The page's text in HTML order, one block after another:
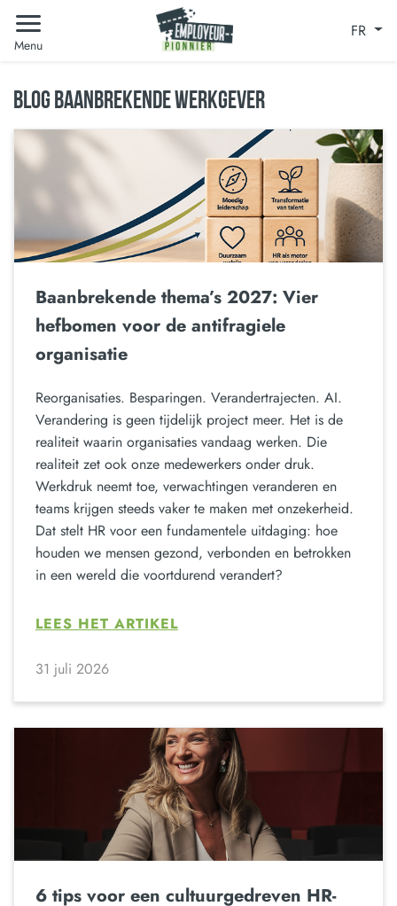
Menu
FR
BLOG BAANBREKENDE WERKGEVER
Baanbrekende thema’s 2027: Vier
hefbomen voor de antifragiele
organisatie
Reorganisaties. Besparingen. Verandertrajecten. AI.
Verandering is geen tijdelijk project meer. Het is de
realiteit waarin organisaties vandaag werken. Die
realiteit zet ook onze medewerkers onder druk.
Werkdruk neemt toe, verwachtingen veranderen en
teams krijgen steeds vaker te maken met onzekerheid.
Dat stelt HR voor een fundamentele uitdaging: hoe
houden we mensen gezond, verbonden en betrokken
in een wereld die voortdurend verandert?
LEES HET ARTIKEL
31 juli 2026
6 tips voor een cultuurgedreven HR-